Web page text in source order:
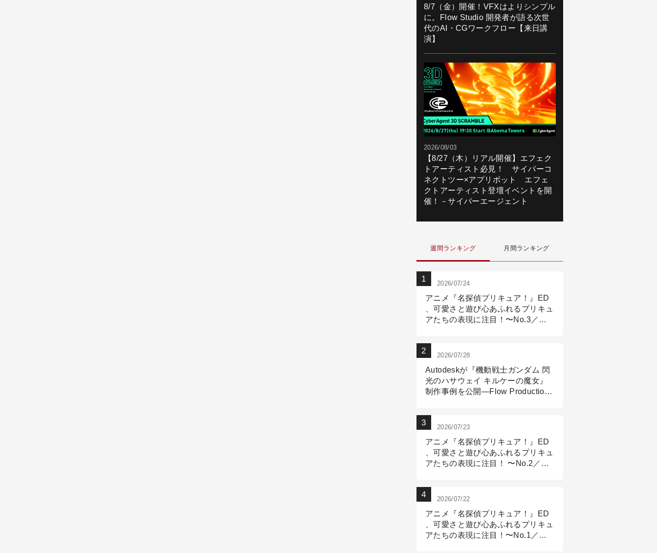
8/7（金）開催！VFXはよりシンプル
に。Flow Studio 開発者が語る次世
代のAI・CGワークフロー【来日講
演】
2026/08/03
【8/27（木）リアル開催】エフェク
トアーティスト必見！ サイバーコ
ネクトツー×アプリボット エフェ
クトアーティスト登壇イベントを開
催！－サイバーエージェント
週間ランキング 月間ランキング
2026/07/24
アニメ『名探偵プリキュア！』ED
、可愛さと遊び心あふれるプリキュ
アたちの表現に注目！〜No.3／ア
2026/07/28
Autodeskが『機動戦士ガンダム 閃
光のハサウェイ キルケーの魔女』
制作事例を公開―Flow Production
2026/07/23
アニメ『名探偵プリキュア！』ED
、可愛さと遊び心あふれるプリキュ
アたちの表現に注目！ 〜No.2／モ
2026/07/22
アニメ『名探偵プリキュア！』ED
、可愛さと遊び心あふれるプリキュ
アたちの表現に注目！〜No.1／演